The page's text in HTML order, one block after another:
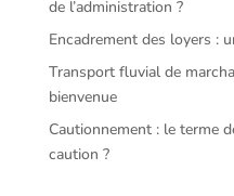
de l’administration ?
Encadrement des loyers :
Transport fluvial de
bienvenue
Cautionnement : le terme
caution ?